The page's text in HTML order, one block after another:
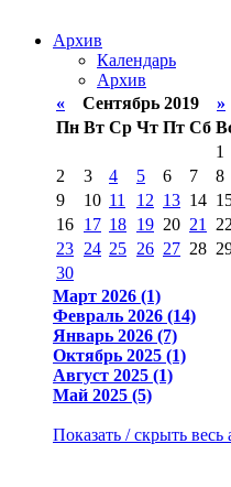
Архив
Календарь
Архив
« Сентябрь 2019 »
Пн Вт Ср Чт Пт Сб
1
2
3 4 5 6 7
8
9
10 11 12 13 14
16 17 18 19 20 21
22
23 24 25 26 27 28
30
Март 2026 (1)
Февраль 2026 (14)
Январь 2026 (7)
Октябрь 2025 (1)
Август 2025 (1)
Май 2025 (5)
Показать / скрыть весь